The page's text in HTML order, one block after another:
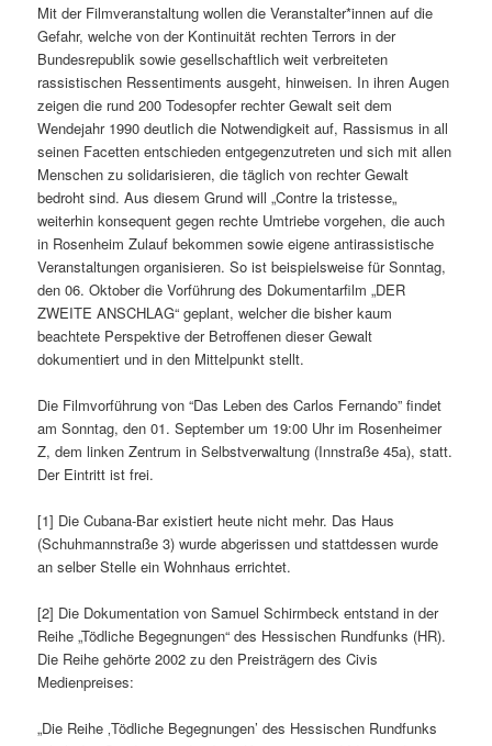
Mit der Filmveranstaltung wollen die Veranstalter*innen auf die
Gefahr, welche von der Kontinuität rechten Terrors in der
Bundesrepublik sowie gesellschaftlich weit verbreiteten
rassistischen Ressentiments ausgeht, hinweisen. In ihren Augen
zeigen die rund 200 Todesopfer rechter Gewalt seit dem
Wendejahr 1990 deutlich die Notwendigkeit auf, Rassismus in all
seinen Facetten entschieden entgegenzutreten und sich mit allen
Menschen zu solidarisieren, die täglich von rechter Gewalt
bedroht sind. Aus diesem Grund will „Contre la tristesse„
weiterhin konsequent gegen rechte Umtriebe vorgehen, die auch
in Rosenheim Zulauf bekommen sowie eigene antirassistische
Veranstaltungen organisieren. So ist beispielsweise für Sonntag,
den 06. Oktober die Vorführung des Dokumentarfilm „DER
ZWEITE ANSCHLAG“ geplant, welcher die bisher kaum
beachtete Perspektive der Betroffenen dieser Gewalt
dokumentiert und in den Mittelpunkt stellt.
Die Filmvorführung von “Das Leben des Carlos Fernando” findet
am Sonntag, den 01. September um 19:00 Uhr im Rosenheimer
Z, dem linken Zentrum in Selbstverwaltung (Innstraße 45a), statt.
Der Eintritt ist frei.
[1] Die Cubana-Bar existiert heute nicht mehr. Das Haus
(Schuhmannstraße 3) wurde abgerissen und stattdessen wurde
an selber Stelle ein Wohnhaus errichtet.
[2] Die Dokumentation von Samuel Schirmbeck entstand in der
Reihe „Tödliche Begegnungen“ des Hessischen Rundfunks (HR).
Die Reihe gehörte 2002 zu den Preisträgern des Civis
Medienpreises:
„Die Reihe ‚Tödliche Begegnungen’ des Hessischen Rundfunks